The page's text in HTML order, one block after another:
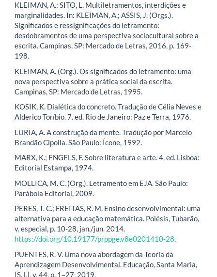
KLEIMAN, A.; SITO, L. Multiletramentos, interdições e
marginalidades. In: KLEIMAN, A.; ASSIS, J. (Orgs.).
Significados e ressignificações do letramento:
desdobramentos de uma perspectiva sociocultural sobre a
escrita. Campinas, SP: Mercado de Letras, 2016, p. 169-
198.
KLEIMAN, A. (Org.). Os significados do letramento: uma
nova perspectiva sobre a prática social da escrita.
Campinas, SP: Mercado de Letras, 1995.
KOSIK, K. Dialética do concreto. Tradução de Célia Neves e
Alderico Toríbio. 7. ed. Rio de Janeiro: Paz e Terra, 1976.
LURIA, A. A construção da mente. Tradução por Marcelo
Brandão Cipolla. São Paulo: Ícone, 1992.
MARX, K.; ENGELS, F. Sobre literatura e arte. 4. ed. Lisboa:
Editorial Estampa, 1974.
MOLLICA, M. C. (Org.). Letramento em EJA. São Paulo:
Parábola Editorial, 2009.
PERES, T. C.; FREITAS, R. M. Ensino desenvolvimental: uma
alternativa para a educação matemática. Poiésis, Tubarão,
v. especial, p. 10-28, jan./jun. 2014.
https://doi.org/10.19177/prppge.v8e0201410-28.
PUENTES, R. V. Uma nova abordagem da Teoria da
Aprendizagem Desenvolvimental. Educação, Santa Maria,
[S. l.], v. 44, p. 1–27, 2019.